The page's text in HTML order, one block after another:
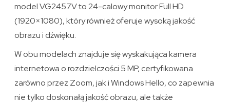
model VG2457V to 24-calowy monitor Full HD
(1920×1080), który również oferuje wysoką jakość
obrazu i dźwięku.
W obu modelach znajduje się wyskakująca kamera
internetowa o rozdzielczości 5 MP, certyfikowana
zarówno przez Zoom, jak i Windows Hello, co zapewnia
nie tylko doskonałą jakość obrazu, ale także